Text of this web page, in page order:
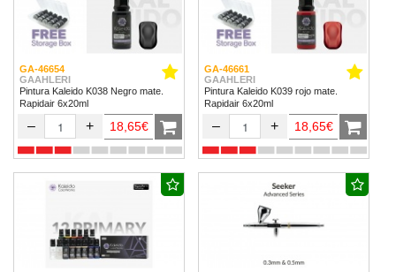
GA-46654
GAAHLERI
Pintura Kaleido K038 Negro mate.
Rapidair 6x20ml
– + 18,65€
GA-46661
GAAHLERI
Pintura Kaleido K039 rojo mate.
Rapidair 6x20ml
– + 18,65€